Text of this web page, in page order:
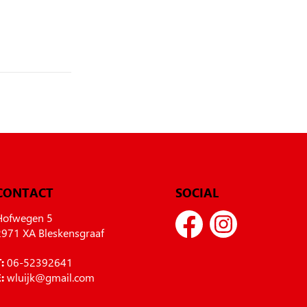
5
XA Bleskensgraaf
06-52392641
wluijk@gmail.com
SOCIAL